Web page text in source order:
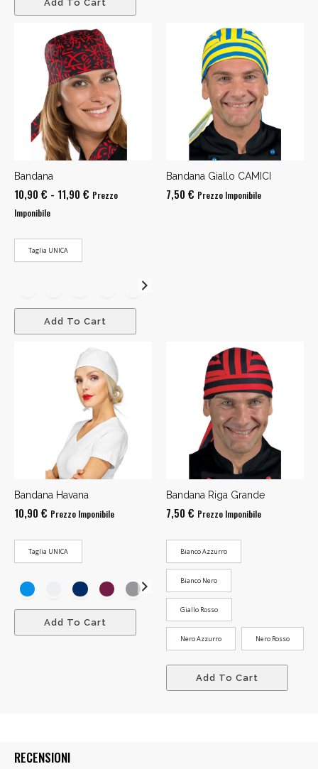
Add To Cart
Bandana
10,90 € - 11,90 € Fascia
Prezzo
Imponibile
Taglia UNICA
Add To Cart
Bandana Giallo CAMICI
7,50 € Prezzo Imponibile
Bandana Havana
10,90 € Prezzo Imponibile
Taglia UNICA
Add To Cart
Bandana Riga Grande
7,50 € Prezzo Imponibile
Bianco Azzurro
Bianco Nero
Giallo Rosso
Nero Azzurro Nero Rosso
Add To Cart
RECENSIONI